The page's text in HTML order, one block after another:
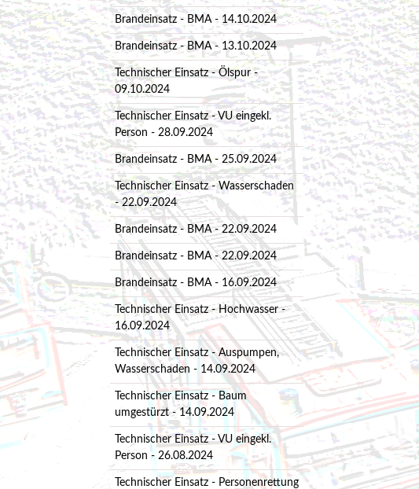
Brandeinsatz - BMA - 14.10.2024
Brandeinsatz - BMA - 13.10.2024
Technischer Einsatz - Ölspur -
09.10.2024
Technischer Einsatz - VU eingekl.
Person - 28.09.2024
Brandeinsatz - BMA - 25.09.2024
Technischer Einsatz - Wasserschaden
- 22.09.2024
Brandeinsatz - BMA - 22.09.2024
Brandeinsatz - BMA - 22.09.2024
Brandeinsatz - BMA - 16.09.2024
Technischer Einsatz - Hochwasser -
16.09.2024
Technischer Einsatz - Auspumpen,
Wasserschaden - 14.09.2024
Technischer Einsatz - Baum
umgestürzt - 14.09.2024
Technischer Einsatz - VU eingekl.
Person - 26.08.2024
Technischer Einsatz - Personenrettung